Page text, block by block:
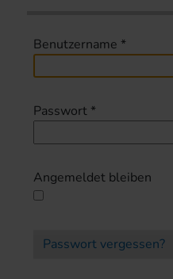
Benutzername *
Passwort *
Angemeldet bleiben
Passwort vergessen?